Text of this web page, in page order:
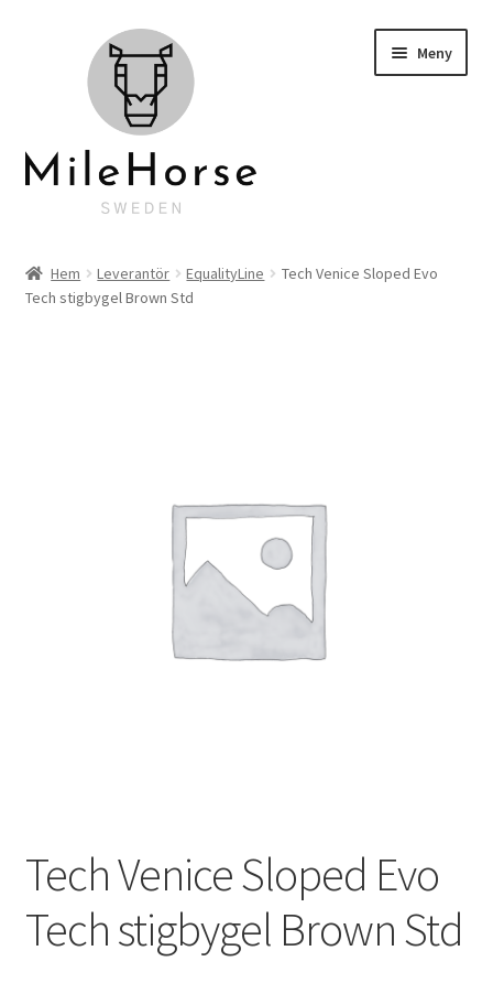
navigering
Meny
Klubbkläder
Hem Leverantör EqualityLine
Tech Venice Sloped Evo
Tech stigbygel Brown Std
Tech Venice Sloped Evo
Tech stigbygel Brown Std